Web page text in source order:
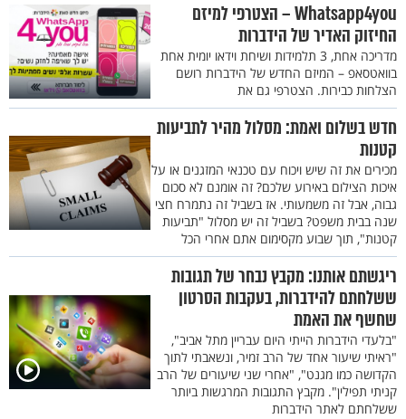
Whatsapp4you – הצטרפי למיזם
החיזוק האדיר של הידברות
מדריכה אחת, 3 תלמידות ושיחת וידאו יומית אחת
בוואטסאפ – המיזם החדש של הידברות רושם
הצלחות כבירות. הצטרפי גם את
חדש בשלום ואמת: מסלול מהיר לתביעות
קטנות
מכירים את זה שיש ויכוח עם טכנאי המזגנים או על
איכות הצילום באירוע שלכם? זה אומנם לא סכום
גבוה, אבל זה משמעותי. אז בשביל זה נתמרח חצי
שנה בבית משפט? בשביל זה יש מסלול "תביעות
קטנות", תוך שבוע מקסימום אתם אחרי הכל
ריגשתם אותנו: מקבץ נבחר של תגובות
ששלחתם להידברות, בעקבות הסרטון
שחשף את האמת
"בלעדי הידברות הייתי היום עבריין מתל אביב",
"ראיתי שיעור אחד של הרב זמיר, ונשאבתי לתוך
הקדושה כמו מגנט", "אחרי שני שיעורים של הרב
קניתי תפילין". מקבץ התגובות המרגשות ביותר
ששלחתם לאתר הידברות